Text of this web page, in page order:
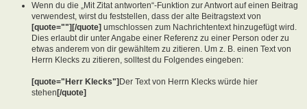
Wenn du die „Mit Zitat antworten“-Funktion zur Antwort auf einen Beitrag
verwendest, wirst du feststellen, dass der alte Beitragstext von
[quote=""][/quote] umschlossen zum Nachrichtentext hinzugefügt wird.
Dies erlaubt dir unter Angabe einer Referenz zu einer Person oder zu
etwas anderem von dir gewähltem zu zitieren. Um z. B. einen Text von
Herrn Klecks zu zitieren, solltest du Folgendes eingeben:
[quote="Herr Klecks"] Der Text von Herrn Klecks würde hier
stehen [/quote]